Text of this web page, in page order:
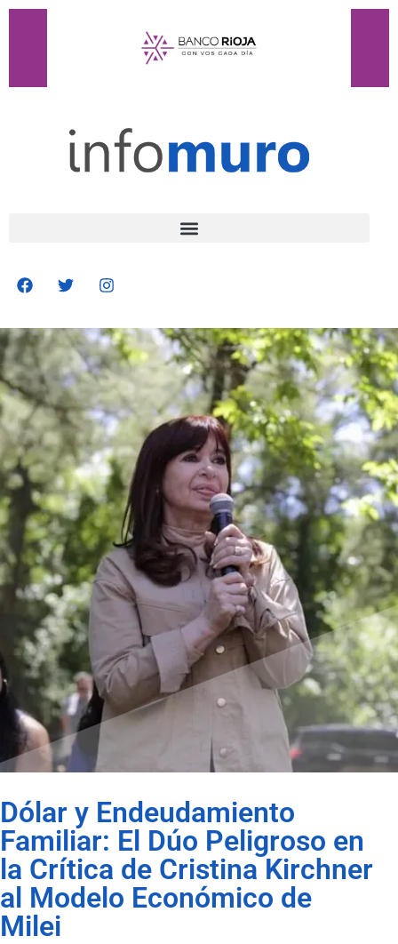
Dólar y Endeudamiento
Familiar: El Dúo Peligroso en
la Crítica de Cristina Kirchner
al Modelo Económico de
Milei